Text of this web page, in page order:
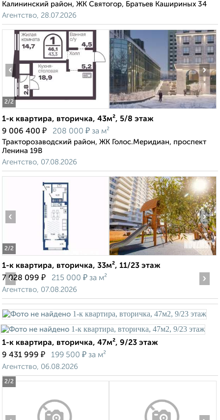
Калининский район, ЖК Святогор, Братьев Кашириных 34
Агентство, 28.07.2026
2/2
‹ ›
1-к квартира, вторичка, 43м², 5/8 этаж
9 006 400 ₽ 208 000 ₽ за м²
Тракторозаводский район, ЖК Голос.Меридиан, проспект
Ленина 19В
Агентство, 07.08.2026
2/2
‹ ›
1-к квартира, вторичка, 33м², 11/23 этаж
7 028 099 ₽ 215 000 ₽ за м²
Агентство, 07.08.2026
2/2
‹ ›
1-к квартира, вторичка, 47м², 9/23 этаж
9 431 999 ₽ 199 500 ₽ за м²
Агентство, 06.08.2026